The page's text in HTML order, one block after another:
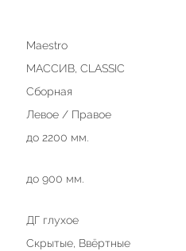
Maestro
МАССИВ, CLASSIC
Сборная
Левое / Правое
до 2200 мм.
до 900 мм.
ДГ глухое
Скрытые, Ввёртные